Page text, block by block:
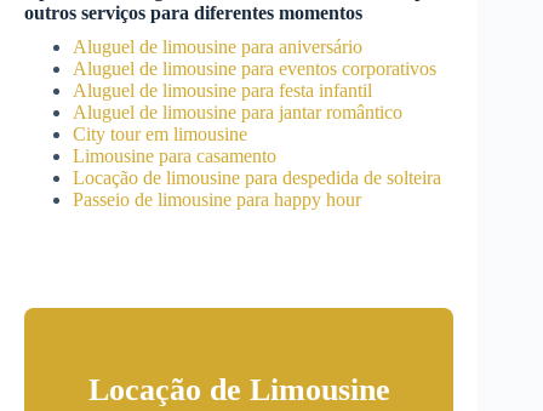
outros serviços para diferentes momentos
Aluguel de limousine para aniversário
Aluguel de limousine para eventos corporativos
Aluguel de limousine para festa infantil
Aluguel de limousine para jantar romântico
City tour em limousine
Limousine para casamento
Locação de limousine para despedida de solteira
Passeio de limousine para happy hour
Locação de Limousine